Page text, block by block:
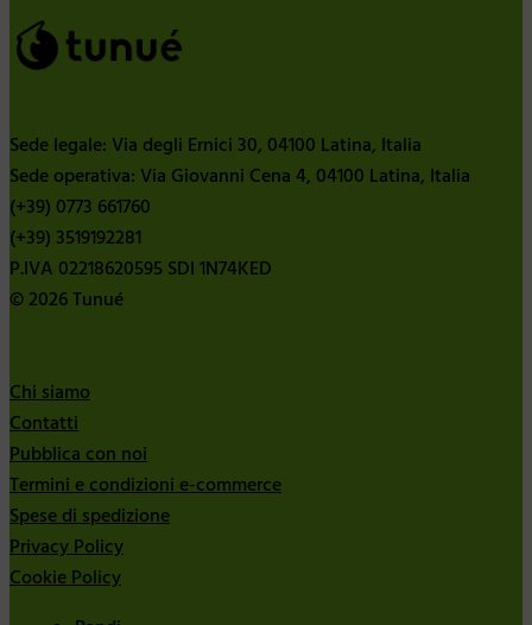
Sede legale: Via degli Ernici 30, 04100 Latina, Italia
Sede operativa: Via Giovanni Cena 4, 04100 Latina, Italia
(+39) 0773 661760
(+39) 3519192281
P.IVA 02218620595 SDI 1N74KED
© 2026 Tunué
Chi siamo
Contatti
Pubblica con noi
Termini e condizioni e-commerce
Spese di spedizione
Privacy Policy
Cookie Policy